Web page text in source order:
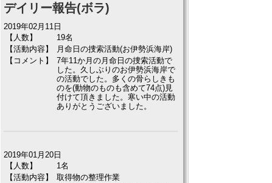
デイリー報告(ボラ)
2019年02月11日
【人数】
19名
【活動内容】
月命日の捜索活動(お伊勢浜海岸)
【コメント】
7年11か月の月命日の捜索活動で
した。久しぶりのお伊勢浜海岸で
の活動でした。多くの骨らしきも
のを(動物のものも含めて74点)見
付けて頂きました。寒い中の活動
ありがとうございました。
2019年01月20日
【人数】
1名
【活動内容】
取得物の整理作業